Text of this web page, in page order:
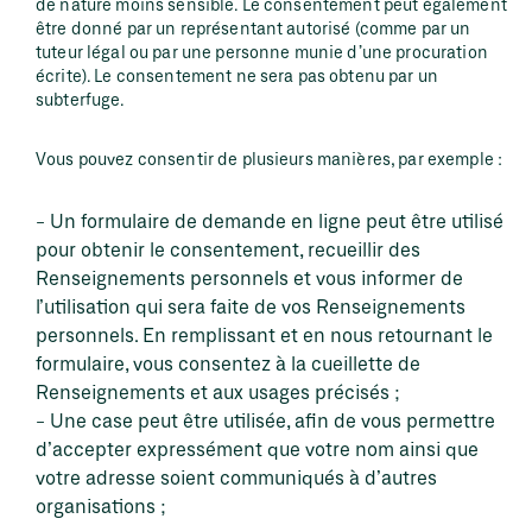
de nature moins sensible. Le consentement peut également
être donné par un représentant autorisé (comme par un
tuteur légal ou par une personne munie d’une procuration
écrite). Le consentement ne sera pas obtenu par un
subterfuge.
Vous pouvez consentir de plusieurs manières, par exemple :
Un formulaire de demande en ligne peut être utilisé
pour obtenir le consentement, recueillir des
Renseignements personnels et vous informer de
l’utilisation qui sera faite de vos Renseignements
personnels. En remplissant et en nous retournant le
formulaire, vous consentez à la cueillette de
Renseignements et aux usages précisés ;
Une case peut être utilisée, afin de vous permettre
d’accepter expressément que votre nom ainsi que
votre adresse soient communiqués à d’autres
organisations ;